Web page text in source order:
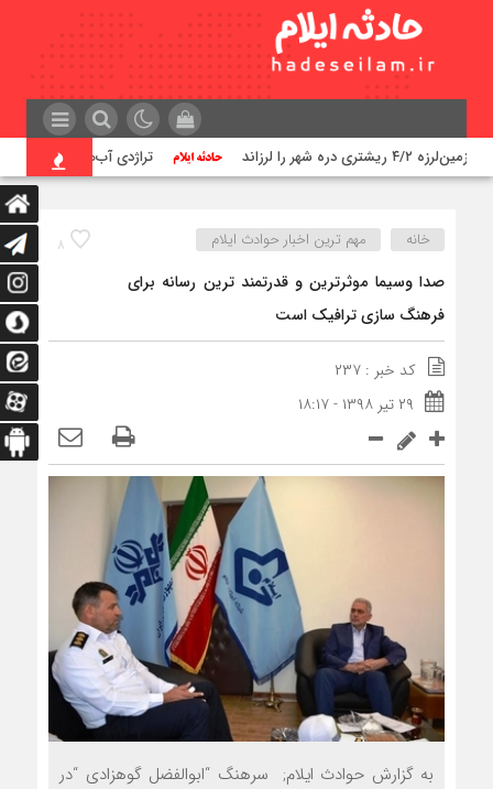
زمین‌لرزه ۴/۲ ریشتری دره شهر را لرزاند تراژدی آب‌های ایلام؛ زنگ
۸ خانه مهم ترین اخبار حوادث ایلام
صدا وسیما موثرترین و قدرتمند ترین رسانه برای
فرهنگ سازی ترافیک است
کد خبر : ۲۳۷
۲۹ تیر ۱۳۹۸ - ۱۸:۱۷
به گزارش حوادث ایلام; سرهنگ “ابوالفضل گوهزادی “در